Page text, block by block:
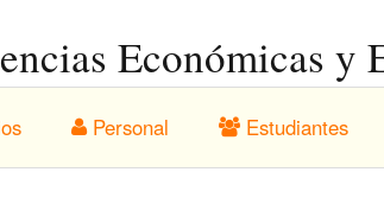
Económicas y
Personal Estudiantes